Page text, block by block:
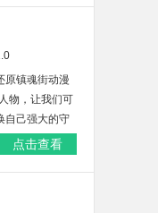
原镇魂街动漫
物，让我们可
自己强大的守
忠诚守护的
守护都灵的感
点击查看